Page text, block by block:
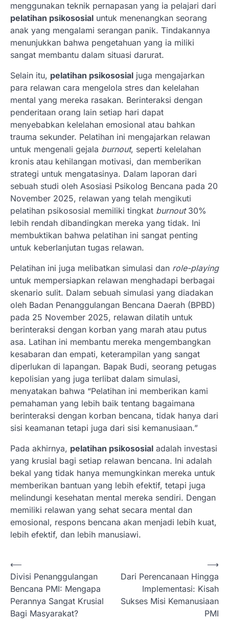
menggunakan teknik pernapasan yang ia pelajari dari
pelatihan psikososial untuk menenangkan seorang
anak yang mengalami serangan panik. Tindakannya
menunjukkan bahwa pengetahuan yang ia miliki
sangat membantu dalam situasi darurat.
Selain itu, pelatihan psikososial juga mengajarkan
para relawan cara mengelola stres dan kelelahan
mental yang mereka rasakan. Berinteraksi dengan
penderitaan orang lain setiap hari dapat
menyebabkan kelelahan emosional atau bahkan
trauma sekunder. Pelatihan ini mengajarkan relawan
untuk mengenali gejala burnout, seperti kelelahan
kronis atau kehilangan motivasi, dan memberikan
strategi untuk mengatasinya. Dalam laporan dari
sebuah studi oleh Asosiasi Psikolog Bencana pada 20
November 2025, relawan yang telah mengikuti
pelatihan psikososial memiliki tingkat burnout30%
lebih rendah dibandingkan mereka yang tidak. Ini
membuktikan bahwa pelatihan ini sangat penting
untuk keberlanjutan tugas relawan.
Pelatihan ini juga melibatkan simulasi dan role-playing
untuk mempersiapkan relawan menghadapi berbagai
skenario sulit. Dalam sebuah simulasi yang diadakan
oleh Badan Penanggulangan Bencana Daerah (BPBD)
pada 25 November 2025, relawan dilatih untuk
berinteraksi dengan korban yang marah atau putus
asa. Latihan ini membantu mereka mengembangkan
kesabaran dan empati, keterampilan yang sangat
diperlukan di lapangan. Bapak Budi, seorang petugas
kepolisian yang juga terlibat dalam simulasi,
menyatakan bahwa “Pelatihan ini memberikan kami
pemahaman yang lebih baik tentang bagaimana
berinteraksi dengan korban bencana, tidak hanya dari
sisi keamanan tetapi juga dari sisi kemanusiaan.”
Pada akhirnya, pelatihan psikososial adalah investasi
yang krusial bagi setiap relawan bencana. Ini adalah
bekal yang tidak hanya memungkinkan mereka untuk
memberikan bantuan yang lebih efektif, tetapi juga
melindungi kesehatan mental mereka sendiri. Dengan
memiliki relawan yang sehat secara mental dan
emosional, respons bencana akan menjadi lebih kuat,
lebih efektif, dan lebih manusiawi.
N
a
v
i
⟵
Divisi Penanggulangan
Bencana PMI: Mengapa
Perannya Sangat Krusial
Bagi Masyarakat?
Dari Perencanaan Hingga
Implementasi: Kisah
Sukses Misi Kemanusiaan
PMI
⟶